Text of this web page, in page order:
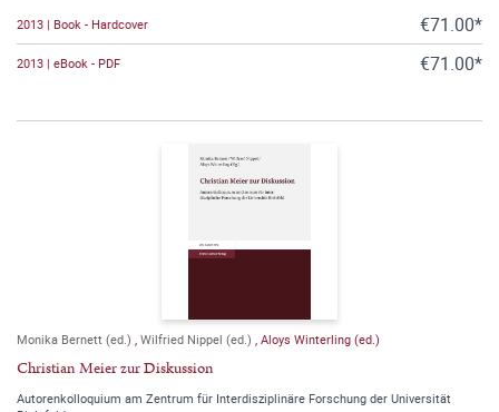
2013 | Book - Hardcover €71.00*
2013 | eBook - PDF €71.00*
Monika Bernett (ed.) Wilfried Nippel (ed.) Aloys Winterling (ed.)
Christian Meier zur Diskussion
Autorenkolloquium am Zentrum für Interdisziplinäre Forschung der Universität